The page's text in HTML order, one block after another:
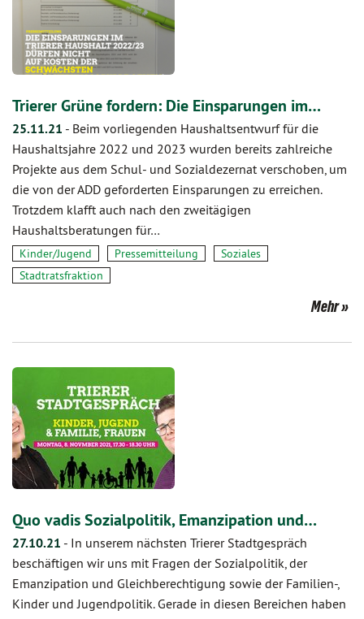
Trierer Grüne fordern: Die Einsparungen im…
25.11.21 - Beim vorliegenden Haushaltsentwurf für die
Haushaltsjahre 2022 und 2023 wurden bereits zahlreiche
Projekte aus dem Schul- und Sozialdezernat verschoben, um
die von der ADD geforderten Einsparungen zu erreichen.
Trotzdem klafft auch nach den zweitägigen
Haushaltsberatungen für…
Kinder/Jugend Pressemitteilung
Soziales
Stadtratsfraktion
Mehr
Quo vadis Sozialpolitik, Emanzipation und…
27.10.21 - In unserem nächsten Trierer Stadtgespräch
beschäftigen wir uns mit Fragen der Sozialpolitik, der
Emanzipation und Gleichberechtigung sowie der Familien-,
Kinder und Jugendpolitik. Gerade in diesen Bereichen haben